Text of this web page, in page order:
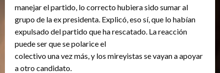
manejar el partido, lo correcto hubiera sido sumar al
grupo de la ex presidenta. Explicó, eso sí, que lo habían
expulsado del partido que ha rescatado. La reacción
puede ser que se polarice el
colectivo una vez más, y los mireyistas se vayan a apoyar
a otro candidato.